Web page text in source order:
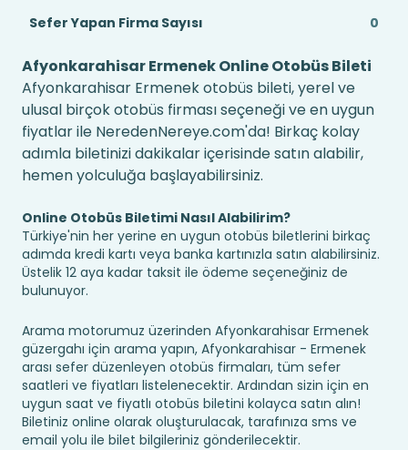
Sefer Yapan Firma Sayısı
0
Afyonkarahisar Ermenek Online Otobüs Bileti
Afyonkarahisar Ermenek otobüs bileti, yerel ve
ulusal birçok otobüs firması seçeneği ve en uygun
fiyatlar ile NeredenNereye.com'da! Birkaç kolay
adımla biletinizi dakikalar içerisinde satın alabilir,
hemen yolculuğa başlayabilirsiniz.
Online Otobüs Biletimi Nasıl Alabilirim?
Türkiye'nin her yerine en uygun otobüs biletlerini birkaç
adımda kredi kartı veya banka kartınızla satın alabilirsiniz.
Üstelik 12 aya kadar taksit ile ödeme seçeneğiniz de
bulunuyor.
Arama motorumuz üzerinden Afyonkarahisar Ermenek
güzergahı için arama yapın, Afyonkarahisar - Ermenek
arası sefer düzenleyen otobüs firmaları, tüm sefer
saatleri ve fiyatları listelenecektir. Ardından sizin için en
uygun saat ve fiyatlı otobüs biletini kolayca satın alın!
Biletiniz online olarak oluşturulacak, tarafınıza sms ve
email yolu ile bilet bilgileriniz gönderilecektir.